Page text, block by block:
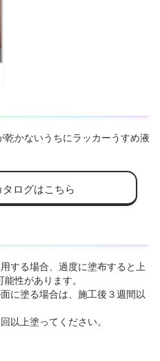
かないうちにラッカーうすめ液
ログはこちら
する場合、過度に塗布すると上
性があります。
に塗る場合は、施工後３週間以
以上塗ってください。